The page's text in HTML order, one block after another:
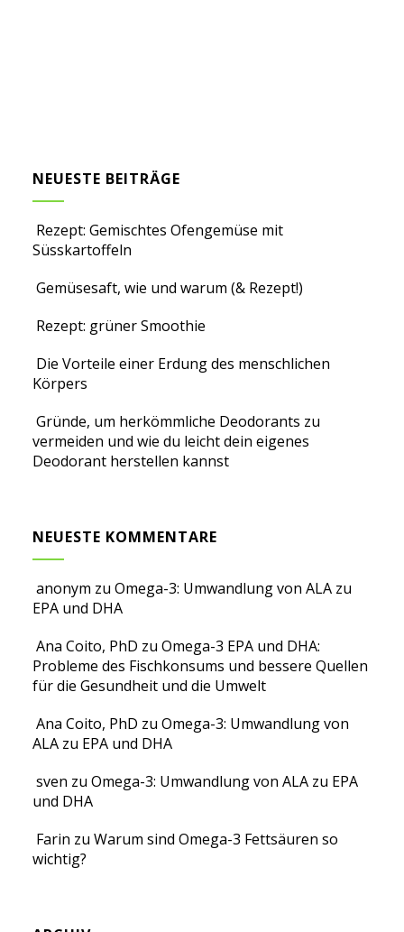
NEUESTE BEITRÄGE
Rezept: Gemischtes Ofengemüse mit
Süsskartoffeln
Gemüsesaft, wie und warum (& Rezept!)
Rezept: grüner Smoothie
Die Vorteile einer Erdung des menschlichen
Körpers
Gründe, um herkömmliche Deodorants zu
vermeiden und wie du leicht dein eigenes
Deodorant herstellen kannst
NEUESTE KOMMENTARE
anonym zuOmega-3: Umwandlung von ALA zu
EPA und DHA
Ana Coito, PhD zuOmega-3 EPA und DHA:
Probleme des Fischkonsums und bessere Quellen
für die Gesundheit und die Umwelt
Ana Coito, PhD zuOmega-3: Umwandlung von
ALA zu EPA und DHA
sven zuOmega-3: Umwandlung von ALA zu EPA
und DHA
Farin zuWarum sind Omega-3 Fettsäuren so
wichtig?